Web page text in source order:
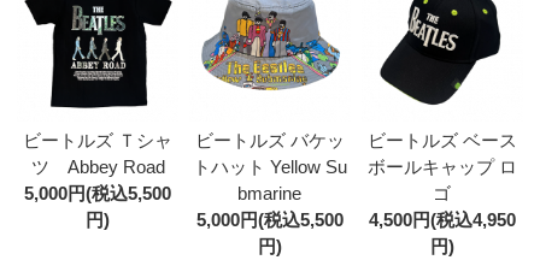
ビートルズ Ｔシャ
ツ Abbey Road
5,000円(税込5,500
円)
ビートルズ バケッ
トハット Yellow Su
bmarine
5,000円(税込5,500
円)
ビートルズ ベース
ボールキャップ ロ
ゴ
4,500円(税込4,950
円)